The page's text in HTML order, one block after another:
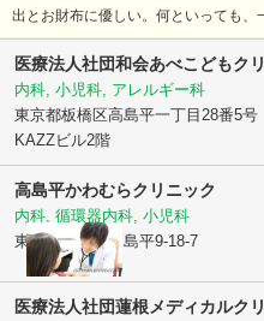
出とお財布に優しい。何といっても、
医療法人社団和会あべこどもク
内科, 小児科, アレルギー科
東京都板橋区高島平一丁目28番5号
KAZZビル2階
高島平かわむらクリニック
内科, 循環器内科, 小児科
東京都板橋区高島平9-18-7
医療法人社団蓮根メディカルク